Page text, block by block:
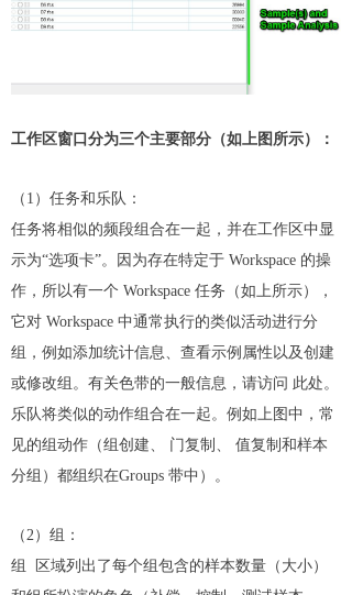
工作区窗口分为三个主要部分（如上图所示）：
（1）任务和乐队：
任务将相似的频段组合在一起，并在工作区中显
示为“选项卡”。因为存在特定于 Workspace 的操
作，所以有一个 Workspace 任务（如上所示），
它对 Workspace 中通常执行的类似活动进行分
组，例如添加统计信息、查看示例属性以及创建
或修改组。有关色带的一般信息，请访问 此处。
乐队将类似的动作组合在一起。例如上图中，常
见的组动作（组创建、 门复制、 值复制和样本
分组）都组织在Groups 带中）。
（2）组：
组 区域列出了每个组包含的样本数量（大小）